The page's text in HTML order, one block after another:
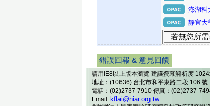
澎湖科
靜宜大
若無您所需
錯誤回報 & 意見回饋
請用IE8以上版本瀏覽 建議螢幕解析度
地址：(10636) 台北市和平東路二段 106 號
電話：(02)2737-7910 傳真：(02)2737-
Email: kflai@niar.org.tw